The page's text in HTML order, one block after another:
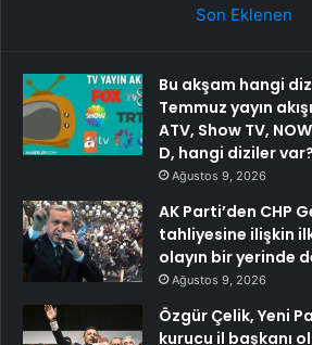
Son Eklenen
Bu akşam hangi
Temmuz yayın
ATV, Show TV,
D, hangi diziler var?
Ağustos 9, 2026
AK Parti’den CHP
tahliyesine ilişkin
olayın bir yerinde
Ağustos 9, 2026
Özgür Çelik, Yeni
kurucu il başkanı